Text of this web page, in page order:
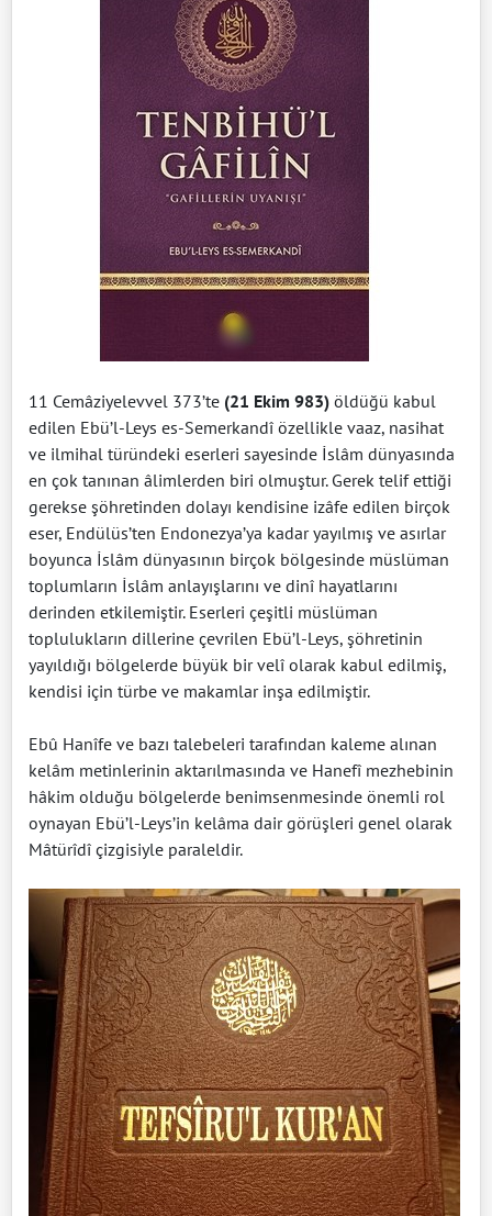
11 Cemâziyelevvel 373’te (21 Ekim 983) öldüğü kabul
edilen Ebü’l-Leys es-Semerkandî özellikle vaaz, nasihat
ve ilmihal türündeki eserleri sayesinde İslâm dünyasında
en çok tanınan âlimlerden biri olmuştur. Gerek telif ettiği
gerekse şöhretinden dolayı kendisine izâfe edilen birçok
eser, Endülüs’ten Endonezya’ya kadar yayılmış ve asırlar
boyunca İslâm dünyasının birçok bölgesinde müslüman
toplumların İslâm anlayışlarını ve dinî hayatlarını
derinden etkilemiştir. Eserleri çeşitli müslüman
toplulukların dillerine çevrilen Ebü’l-Leys, şöhretinin
yayıldığı bölgelerde büyük bir velî olarak kabul edilmiş,
kendisi için türbe ve makamlar inşa edilmiştir.
Ebû Hanîfe ve bazı talebeleri tarafından kaleme alınan
kelâm metinlerinin aktarılmasında ve Hanefî mezhebinin
hâkim olduğu bölgelerde benimsenmesinde önemli rol
oynayan Ebü’l-Leys’in kelâma dair görüşleri genel olarak
Mâtürîdî çizgisiyle paraleldir.